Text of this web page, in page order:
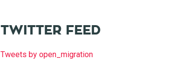
TWITTER FEED
Tweets by open_migration